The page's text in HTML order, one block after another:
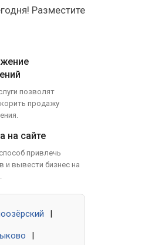
Разместите
позволят
продажу
на сайте
привлечь
и вывести бизнес на